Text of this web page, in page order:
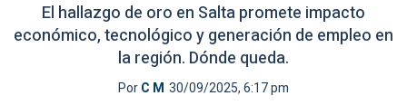
El hallazgo de oro en Salta promete impacto
económico, tecnológico y generación de empleo en
la región. Dónde queda.
PorC M 30/09/2025, 6:17 pm